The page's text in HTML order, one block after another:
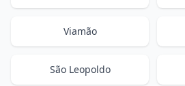
Viamão
São Leopoldo